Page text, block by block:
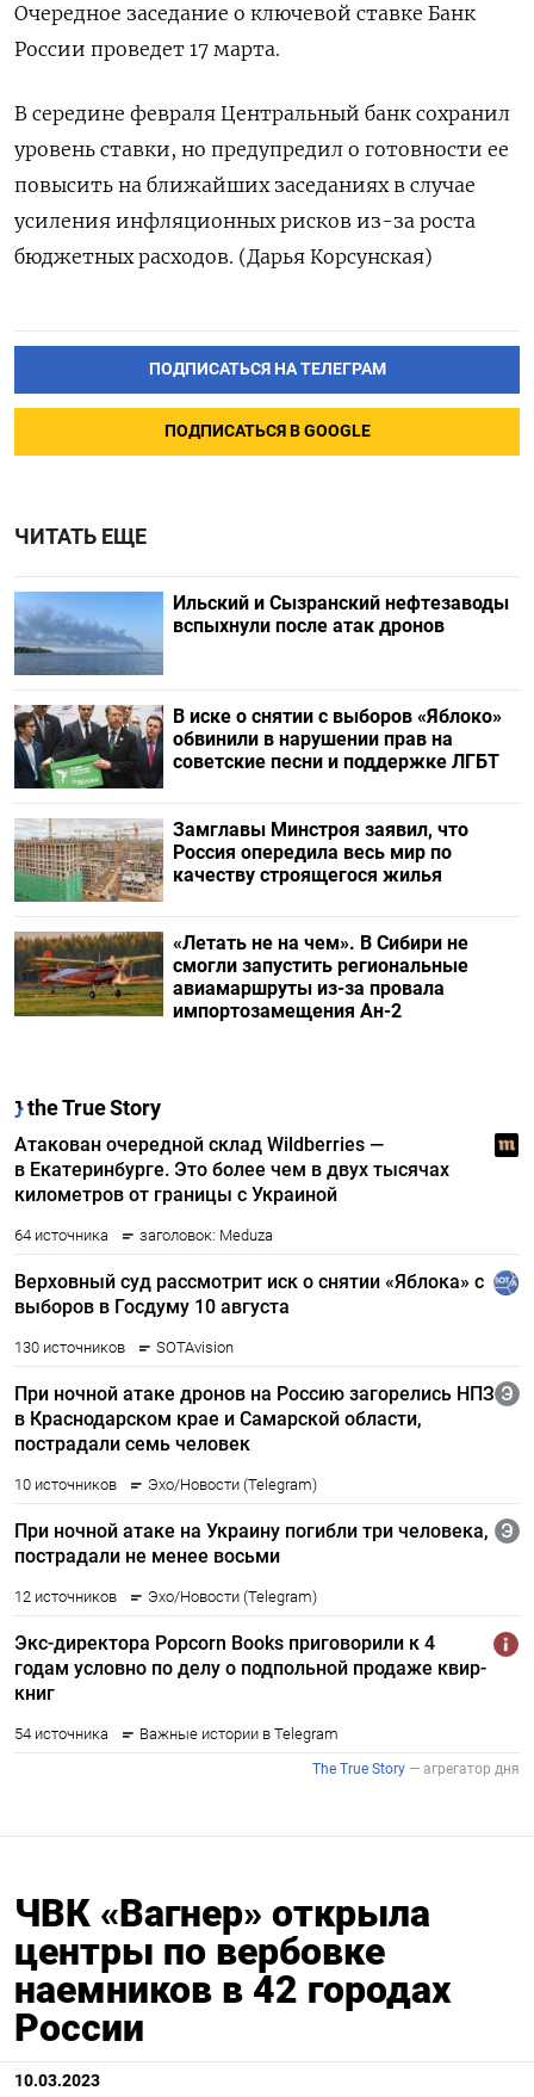
Очередное заседание о ключевой ставке Банк
России проведет 17 марта.
В середине февраля Центральный банк сохранил
уровень ставки, но предупредил о готовности ее
повысить на ближайших заседаниях в случае
усиления инфляционных рисков из-за роста
бюджетных расходов. (Дарья Корсунская)
ПОДПИСАТЬСЯ НА ТЕЛЕГРАМ
ПОДПИСАТЬСЯ В GOOGLE
ЧИТАТЬ ЕЩЕ
Ильский и Сызранский нефтезаводы
вспыхнули после атак дронов
В иске о снятии с выборов «Яблоко»
обвинили в нарушении прав на
советские песни и поддержке ЛГБТ
Замглавы Минстроя заявил, что
Россия опередила весь мир по
качеству строящегося жилья
«Летать не на чем». В Сибири не
смогли запустить региональные
авиамаршруты из-за провала
импортозамещения Ан-2
ЧВК «Вагнер» открыла
центры по вербовке
наемников в 42 городах
России
10.03.2023